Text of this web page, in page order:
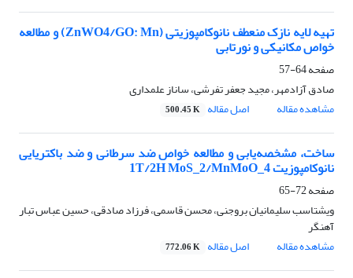
تهیه لایه نازک منعطف نانوکامپوزیتی (ZnWO4/GO: Mn) و مطالعه
خواص مکانیکی و نورتابی
صفحه64-57
صادق آزادمهر، مجید جعفر تفرشی، ساناز علمداری
مشاهده مقاله
اصل مقاله 500.45 K
ساخت، مشخصه‌یابی و مطالعه خواص ضد سرطانی و ضد باکتریایی
نانوکامپوزیت 1T/2H MoS_2/MnMoO_4
صفحه72-65
ویشتاسب سلیمانیان بروجنی، محسن قاسمی، فرزاد صادقی، حسین عباس تبار
آهنگر
مشاهده مقاله
اصل مقاله 772.06 K